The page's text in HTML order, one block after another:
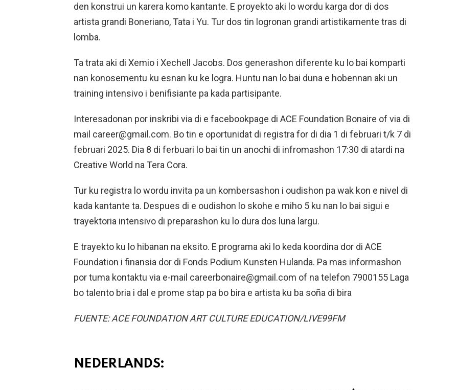
den konstrui un karera komo kantante. E proyekto aki lo wordu karga dor di dos
artista grandi Boneriano, Tata i Yu. Tur dos tin logronan grandi artistikamente tras di
lomba.
Ta trata aki di Xemio i Xechell Jacobs. Dos generashon diferente ku lo bai komparti
nan konosementu ku esnan ku ke logra. Huntu nan lo bai duna e hobennan aki un
training intensivo i benifisiante pa kada partisipante.
Interesadonan por inskribi via di e facebookpage di ACE Foundation Bonaire of via di
mail career@gmail.com. Bo tin e oportunidat di registra for di dia 1 di februari t/k 7 di
februari 2025. Dia 8 di ferbuari lo bai tin un anochi di infromashon 17:30 di atardi na
Creative World na Tera Cora.
Tur ku registra lo wordu invita pa un kombersashon i oudishon pa wak kon e nivel di
kada kantante ta. Despues di e oudishon lo skohe e miho 5 ku nan lo bai sigui e
trayektoria intensivo di preparashon ku lo dura dos luna largu.
E trayekto ku lo hibanan na eksito. E programa aki lo keda koordina dor di ACE
Foundation i finansia dor di Fonds Podium Kunsten Hulanda. Pa mas informashon
por tuma kontaktu via e-mail careerbonaire@gmail.com of na telefon 7900155 Laga
bo talento bria i dal e prome stap pa bo bira e artista ku ba soña di bira
FUENTE: ACE FOUNDATION ART CULTURE EDUCATION/LIVE99FM
NEDERLANDS: